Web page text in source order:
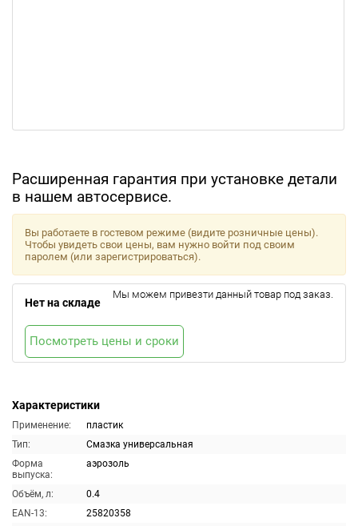
Расширенная гарантия при установке детали
в нашем автосервисе.
Характеристики
Применение:
пластик
Тип:
Смазка универсальная
Форма
выпуска:
аэрозоль
Объём, л:
0.4
EAN-13:
25820358
Вы работаете в гостевом режиме (видите розничные цены).
Чтобы увидеть свои цены, вам нужно войти под своим
паролем (или зарегистрироваться).
Нет на складе
Мы можем привезти данный товар под заказ.
Посмотреть цены и сроки